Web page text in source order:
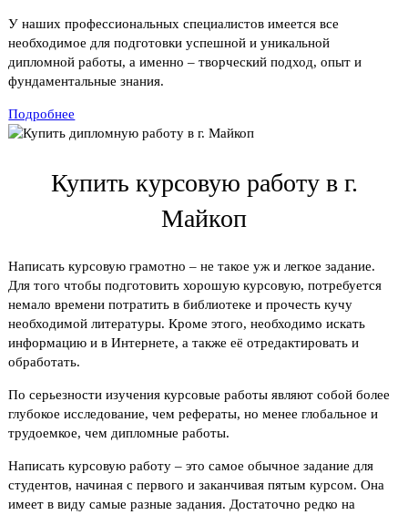
У наших профессиональных специалистов имеется все
необходимое для подготовки успешной и уникальной
дипломной работы, а именно – творческий подход, опыт и
фундаментальные знания.
Подробнее
Купить курсовую работу в г.
Майкоп
Написать курсовую грамотно – не такое уж и легкое задание.
Для того чтобы подготовить хорошую курсовую, потребуется
немало времени потратить в библиотеке и прочесть кучу
необходимой литературы. Кроме этого, необходимо искать
информацию и в Интернете, а также её отредактировать и
обработать.
По серьезности изучения курсовые работы являют собой более
глубокое исследование, чем рефераты, но менее глобальное и
трудоемкое, чем дипломные работы.
Написать курсовую работу – это самое обычное задание для
студентов, начиная с первого и заканчивая пятым курсом. Она
имеет в виду самые разные задания. Достаточно редко на